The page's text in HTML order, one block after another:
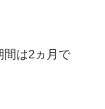
間は2ヵ月で